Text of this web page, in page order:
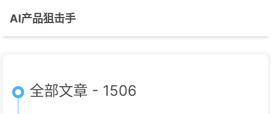
AI产品狙击手
全部文章 - 1506